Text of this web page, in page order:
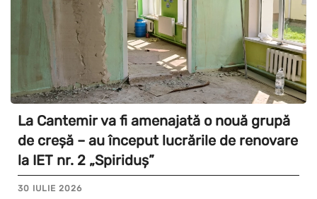
La Cantemir va fi amenajată o nouă grupă
de creșă – au început lucrările de renovare
la IET nr. 2 „Spiriduș”
30 IULIE 2026